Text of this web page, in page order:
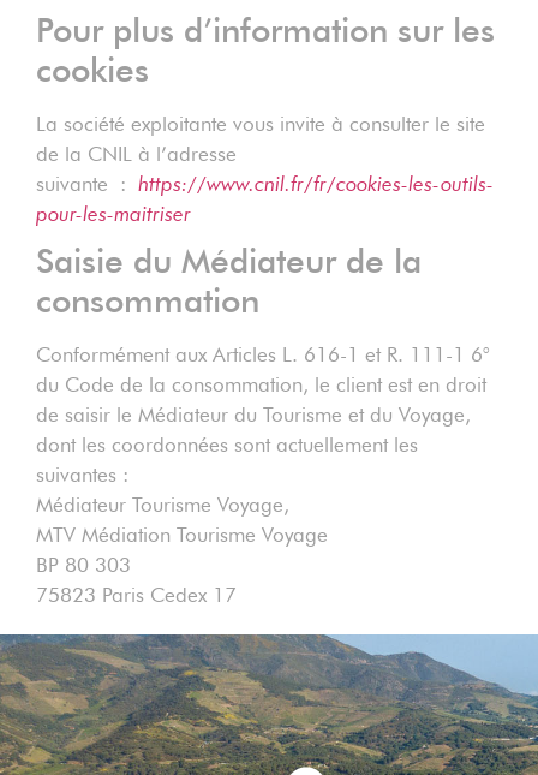
Pour plus d’information sur les
cookies
La société exploitante vous invite à consulter le site
de la CNIL à l’adresse
suivante : https://www.cnil.fr/fr/cookies-les-outils-
pour-les-maitriser
Saisie du Médiateur de la
consommation
Conformément aux Articles L. 616-1 et R. 111-1 6°
du Code de la consommation, le client est en droit
de saisir le Médiateur du Tourisme et du Voyage,
dont les coordonnées sont actuellement les
suivantes :
Médiateur Tourisme Voyage,
MTV Médiation Tourisme Voyage
BP 80 303
75823 Paris Cedex 17